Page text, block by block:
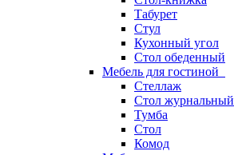
Табурет
Стул
Кухонный угол
Стол обеденный
Мебель для гостиной
Стеллаж
Стол журнальный
Тумба
Стол
Комод